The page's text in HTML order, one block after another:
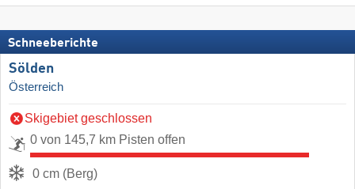
Schneeberichte
Sölden
Österreich
Skigebiet geschlossen
0 von 145,7 km Pisten offen
0 cm (Berg)